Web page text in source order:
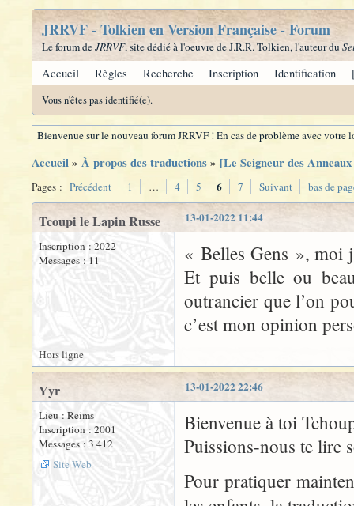
JRRVF - Tolkien en Version Française - Forum
Le forum deJRRVF, site dédié à l'oeuvre de J.R.R. Tolkien, l'auteur du
Accueil Règles Recherche Inscription Identification
Vous n'êtes pas identifié(e).
Bienvenue sur le nouveau forum JRRVF ! En cas de problème avec
Accueil» À propos des traductions» [Le Seigneur des
Pages : Précédent 1 … 4 5 6 7 Suivant bas de
13-01-2022 11:44
Tcoupi le Lapin Russe
Inscription : 2022
Messages : 11
« Belles Gens », moi
Et puis belle ou
outrancier que l’on
c’est mon opinion
Hors ligne
13-01-2022 22:46
Yyr
Lieu : Reims
Inscription : 2001
Messages : 3 412
Site Web
Bienvenue à toi
Puissions-nous te lire
Pour pratiquer